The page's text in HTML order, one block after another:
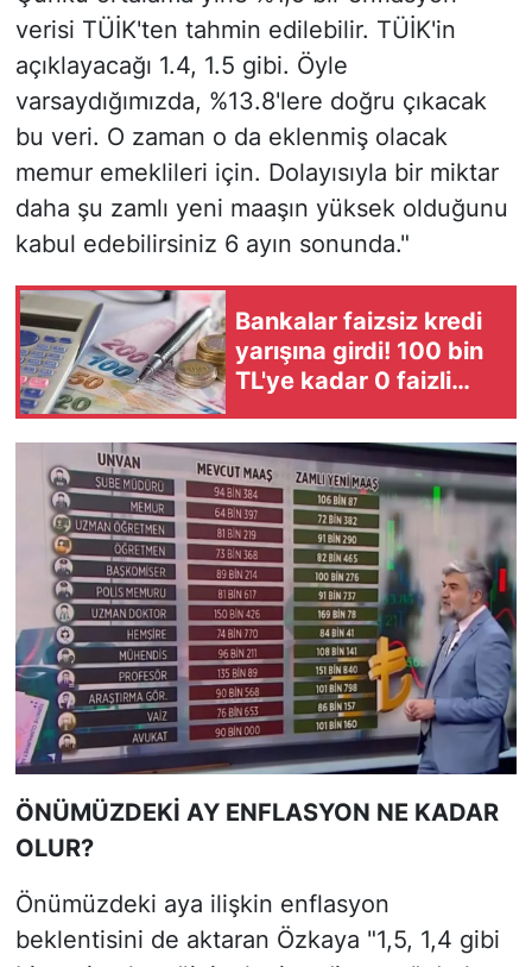
verisi TÜİK'ten tahmin edilebilir. TÜİK'in
açıklayacağı 1.4, 1.5 gibi. Öyle
varsaydığımızda, %13.8'lere doğru çıkacak
bu veri. O zaman o da eklenmiş olacak
memur emeklileri için. Dolayısıyla bir miktar
daha şu zamlı yeni maaşın yüksek olduğunu
kabul edebilirsiniz 6 ayın sonunda."
Bankalar faizsiz kredi
yarışına girdi! 100 bin
TL'ye kadar 0 faizli
ÖNÜMÜZDEKİ AY ENFLASYON NE KADAR
OLUR?
Önümüzdeki aya ilişkin enflasyon
beklentisini de aktaran Özkaya "1,5, 1,4 gibi